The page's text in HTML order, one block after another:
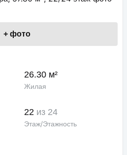
+ фото
26.30 м²
Жилая
22 из 24
Этаж/Этажность